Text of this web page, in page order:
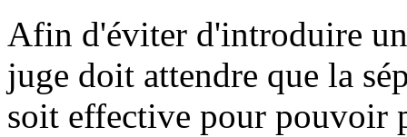
Afin d'éviter d'introduire
juge doit attendre que la
soit effective pour pouvoir